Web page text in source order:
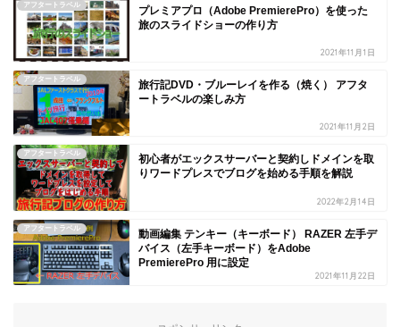
アフタートラベル
プレミアプロ（Adobe PremierePro）を使った
旅のスライドショーの作り方
2021年11月1日
アフタートラベル
旅行記DVD・ブルーレイを作る（焼く） アフタ
ートラベルの楽しみ方
2021年11月2日
アフタートラベル
初心者がエックスサーバーと契約しドメインを取
りワードプレスでブログを始める手順を解説
2022年2月14日
アフタートラベル
動画編集 テンキー（キーボード） RAZER 左手デ
バイス（左手キーボード）をAdobe
PremierePro 用に設定
2021年11月22日